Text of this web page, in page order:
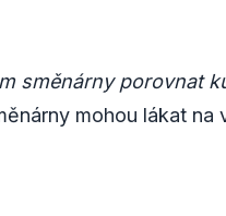
směnárny porovnat
mohou lákat